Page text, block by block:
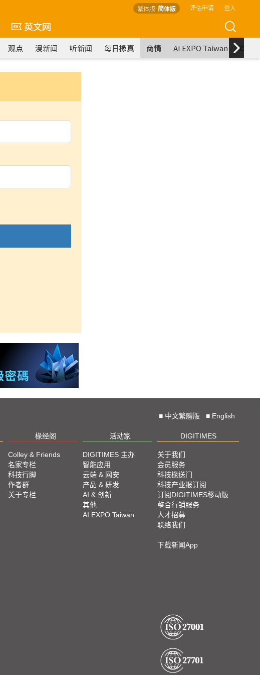
繁体版 简体版 评估申请 登入
英文网
观点 漫新闻 听新闻 每日椽真 商情 AI EXPO Taiwan
■ 中文繁體版 ■ English
椽经阁 活动家 DIGITIMES
Colley & Friends
名家专栏
科技行脚
作者群
关于专栏
DIGITIMES 主办
智能应用
云端 & 网安
产品 & 研发
AI & 创新
其他
AI EXPO Taiwan
关于我们
会员服务
科技椽送门
科技产业报订阅
订阅DIGITIMES移动版
整合行销服务
人才招募
联络我们
下载新闻App